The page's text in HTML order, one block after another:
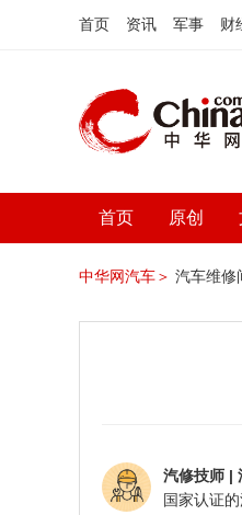
首页 资讯 军事 财
首页 原创
中华网汽车＞ 汽车维修
汽修技师 |